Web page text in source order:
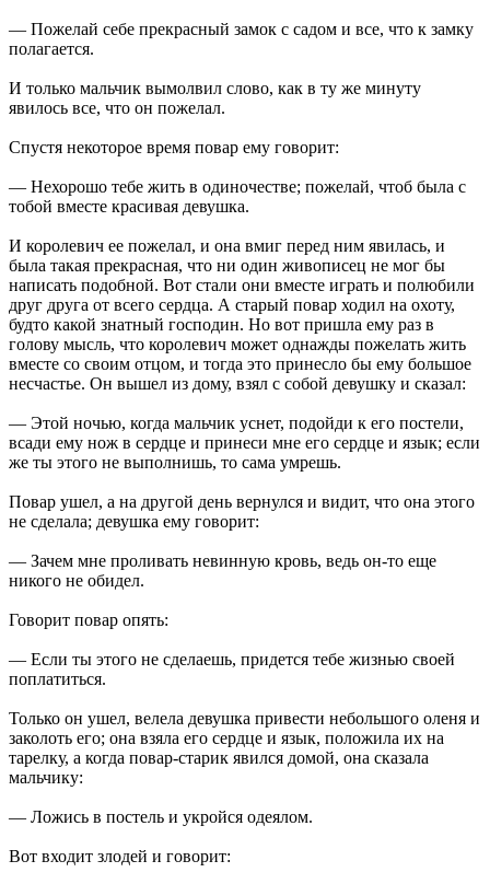
— Пожелай себе прекрасный замок с садом и все, что к замку
полагается.
И только мальчик вымолвил слово, как в ту же минуту
явилось все, что он пожелал.
Спустя некоторое время повар ему говорит:
— Нехорошо тебе жить в одиночестве; пожелай, чтоб была с
тобой вместе красивая девушка.
И королевич ее пожелал, и она вмиг перед ним явилась, и
была такая прекрасная, что ни один живописец не мог бы
написать подобной. Вот стали они вместе играть и полюбили
друг друга от всего сердца. А старый повар ходил на охоту,
будто какой знатный господин. Но вот пришла ему раз в
голову мысль, что королевич может однажды пожелать жить
вместе со своим отцом, и тогда это принесло бы ему большое
несчастье. Он вышел из дому, взял с собой девушку и сказал:
— Этой ночью, когда мальчик уснет, подойди к его постели,
всади ему нож в сердце и принеси мне его сердце и язык; если
же ты этого не выполнишь, то сама умрешь.
Повар ушел, а на другой день вернулся и видит, что она этого
не сделала; девушка ему говорит:
— Зачем мне проливать невинную кровь, ведь он-то еще
никого не обидел.
Говорит повар опять:
— Если ты этого не сделаешь, придется тебе жизнью своей
поплатиться.
Только он ушел, велела девушка привести небольшого оленя и
заколоть его; она взяла его сердце и язык, положила их на
тарелку, а когда повар-старик явился домой, она сказала
мальчику:
— Ложись в постель и укройся одеялом.
Вот входит злодей и говорит: